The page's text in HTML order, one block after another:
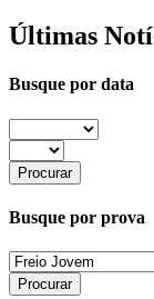
Últimas
Busque por data
Busque por prova